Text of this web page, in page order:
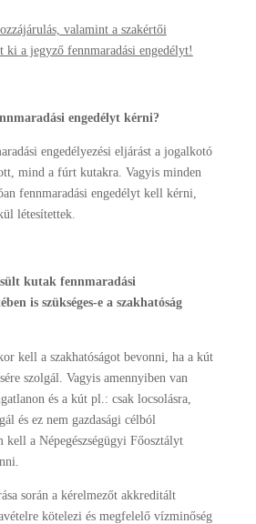
valamint a szakértői
ki a jegyző fennmaradási engedélyt!
engedélyt kérni?
engedélyezési eljárást a jogalkotó
mind a fúrt kutakra. Vagyis minden
fennmaradási engedélyt kell kérni,
létesítettek.
kutak fennmaradási
is szükséges-e a szakhatóság
kell a szakhatóságot bevonni, ha a kút
szolgál. Vagyis amennyiben van
és a kút pl.: csak locsolásra,
és ez nem gazdasági célból
kell a Népegészségügyi Főosztályt
során a kérelmezőt akkreditált
kötelezi és megfelelő vízminőség